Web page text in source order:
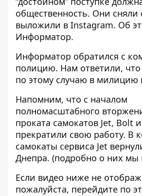
общественность. Они сняли
выложили в Instagram. Об
Информатор.
Информатор обратился с
полицию. Нам ответили,
по этому случаю в милицию
Напомним, что с началом
полномасштабного
проката самокатов Jet, Bolt
прекратили свою работу. В
самокаты сервиса Jet
Днепра. (подробно о них мы
Если видео ниже не
пожалуйста, перейдите по